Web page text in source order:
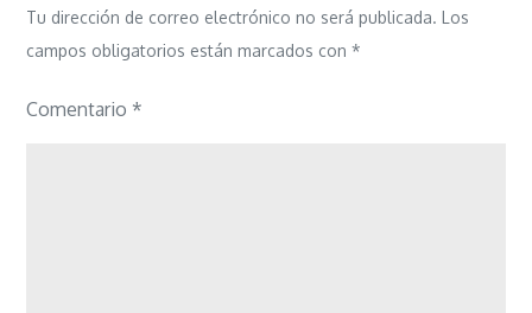
Tu dirección de correo electrónico no será publicada. Los
campos obligatorios están marcados con*
Comentario *